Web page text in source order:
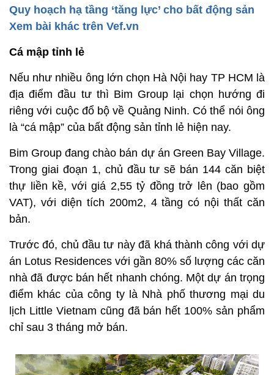
Quy hoạch hạ tầng ‘tăng lực’ cho bất động sản
Xem bài khác trên Vef.vn
Cá mập tỉnh lẻ
Nếu như nhiều ông lớn chọn Hà Nội hay TP HCM là
địa điểm đầu tư thì Bim Group lại chọn hướng đi
riêng với cuộc đổ bộ về Quảng Ninh. Có thể nói ông
là “cá mập” của bất động sản tỉnh lẻ hiện nay.
Bim Group đang chào bán dự án Green Bay Village.
Trong giai đoạn 1, chủ đầu tư sẽ bán 144 căn biệt
thự liền kề, với giá 2,55 tỷ đồng trở lên (bao gồm
VAT), với diện tích 200m2, 4 tầng có nội thất căn
bản.
Trước đó, chủ đầu tư này đã khá thành công với dự
án Lotus Residences với gần 80% số lượng các căn
nhà đã được bán hết nhanh chóng. Một dự án trọng
điểm khác của công ty là Nhà phố thương mại du
lịch Little Vietnam cũng đã bán hết 100% sản phẩm
chỉ sau 3 tháng mở bán.